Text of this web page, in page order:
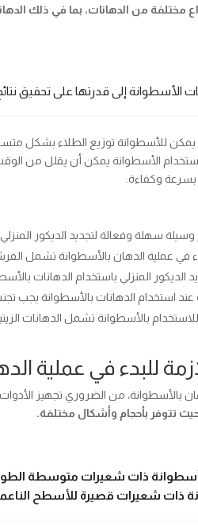
مختلفة من الدهانات، بما في ذلك
الأسطوانة إلى قدرتها على تحقيق
يمكن للأسطوانة توزيع الطلاء بشكل
الأسطوانة يمكن أن يقلل من
وكفاءة.
سهلة وفعالة لتجديد الديكور المنزلي
في عملية الدهان بالأسطوانة تشمل
الديكور المنزلي باستخدام الدهانات
عند استخدام الدهانات بالأسطوانة يجب
للاستخدام بالأسطوانة تشمل الدهانات
للبدء في عملية
بالأسطوانة، من الضروري تجهيز
تتوفر بأحجام وأشكال مختلفة.
ذات شعيرات متوسطة الطول
ذات شعيرات قصيرة للأسطح